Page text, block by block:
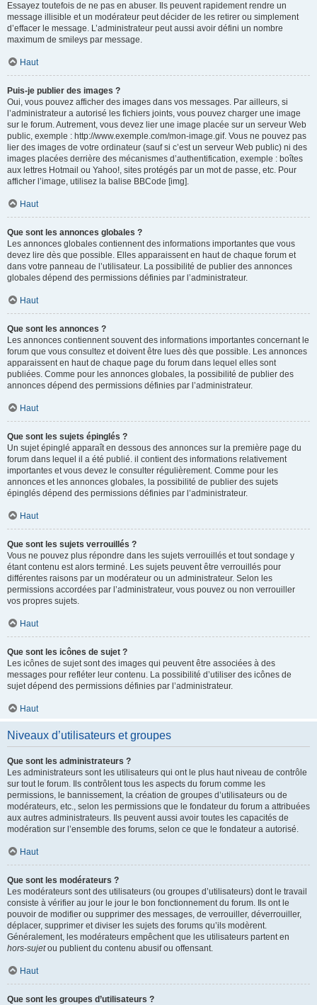
Essayez toutefois de ne pas en abuser. Ils peuvent rapidement rendre un
message illisible et un modérateur peut décider de les retirer ou simplement
d’effacer le message. L’administrateur peut aussi avoir défini un nombre
maximum de smileys par message.
Haut
Puis-je publier des images ?
Oui, vous pouvez afficher des images dans vos messages. Par ailleurs, si
l’administrateur a autorisé les fichiers joints, vous pouvez charger une image
sur le forum. Autrement, vous devez lier une image placée sur un serveur Web
public, exemple : http://www.exemple.com/mon-image.gif. Vous ne pouvez pas
lier des images de votre ordinateur (sauf si c’est un serveur Web public) ni des
images placées derrière des mécanismes d’authentification, exemple : boîtes
aux lettres Hotmail ou Yahoo!, sites protégés par un mot de passe, etc. Pour
afficher l’image, utilisez la balise BBCode [img].
Haut
Que sont les annonces globales ?
Les annonces globales contiennent des informations importantes que vous
devez lire dès que possible. Elles apparaissent en haut de chaque forum et
dans votre panneau de l’utilisateur. La possibilité de publier des annonces
globales dépend des permissions définies par l’administrateur.
Haut
Que sont les annonces ?
Les annonces contiennent souvent des informations importantes concernant le
forum que vous consultez et doivent être lues dès que possible. Les annonces
apparaissent en haut de chaque page du forum dans lequel elles sont
publiées. Comme pour les annonces globales, la possibilité de publier des
annonces dépend des permissions définies par l’administrateur.
Haut
Que sont les sujets épinglés ?
Un sujet épinglé apparaît en dessous des annonces sur la première page du
forum dans lequel il a été publié. il contient des informations relativement
importantes et vous devez le consulter régulièrement. Comme pour les
annonces et les annonces globales, la possibilité de publier des sujets
épinglés dépend des permissions définies par l’administrateur.
Haut
Que sont les sujets verrouillés ?
Vous ne pouvez plus répondre dans les sujets verrouillés et tout sondage y
étant contenu est alors terminé. Les sujets peuvent être verrouillés pour
différentes raisons par un modérateur ou un administrateur. Selon les
permissions accordées par l’administrateur, vous pouvez ou non verrouiller
vos propres sujets.
Haut
Que sont les icônes de sujet ?
Les icônes de sujet sont des images qui peuvent être associées à des
messages pour refléter leur contenu. La possibilité d’utiliser des icônes de
sujet dépend des permissions définies par l’administrateur.
Haut
Niveaux d’utilisateurs et groupes
Que sont les administrateurs ?
Les administrateurs sont les utilisateurs qui ont le plus haut niveau de contrôle
sur tout le forum. Ils contrôlent tous les aspects du forum comme les
permissions, le bannissement, la création de groupes d’utilisateurs ou de
modérateurs, etc., selon les permissions que le fondateur du forum a attribuées
aux autres administrateurs. Ils peuvent aussi avoir toutes les capacités de
modération sur l’ensemble des forums, selon ce que le fondateur a autorisé.
Haut
Que sont les modérateurs ?
Les modérateurs sont des utilisateurs (ou groupes d’utilisateurs) dont le travail
consiste à vérifier au jour le jour le bon fonctionnement du forum. Ils ont le
pouvoir de modifier ou supprimer des messages, de verrouiller, déverrouiller,
déplacer, supprimer et diviser les sujets des forums qu’ils modèrent.
Généralement, les modérateurs empêchent que les utilisateurs partent en
hors-sujetou publient du contenu abusif ou offensant.
Haut
Que sont les groupes d’utilisateurs ?